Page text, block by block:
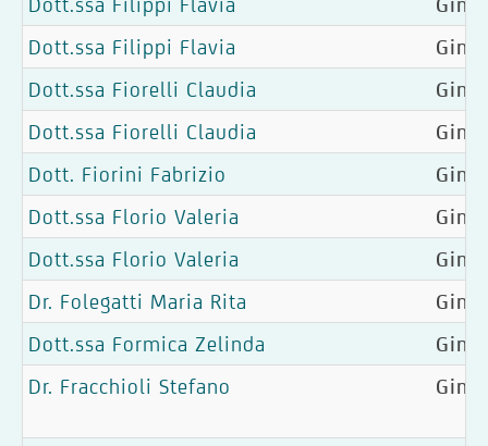
Dott.ssa Filippi Flavia
Dott.ssa Fiorelli Claudia
Dott.ssa Fiorelli Claudia
Dott. Fiorini Fabrizio
Dott.ssa Florio Valeria
Dott.ssa Florio Valeria
Dr. Folegatti Maria Rita
Dott.ssa Formica Zelinda
Dr. Fracchioli Stefano